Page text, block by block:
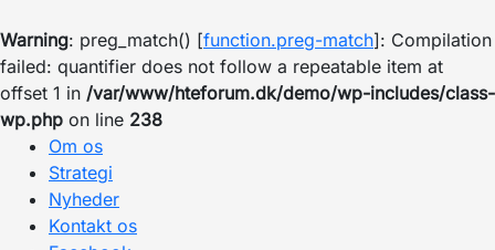
Warning: preg_match() [function.preg-match]: Compilation
failed: quantifier does not follow a repeatable item at
offset 1 in /var/www/hteforum.dk/demo/wp-includes/class-
wp.php on line 238
Om os
Strategi
Nyheder
Kontakt os